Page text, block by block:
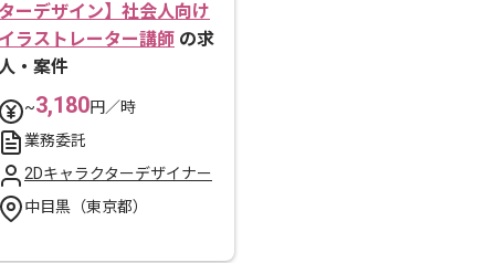
ーデザイン】社会人向け
ラストレーター講師 の求
・案件
~3,180円／時
業務委託
2Dキャラクターデザイナー
中目黒（東京都）